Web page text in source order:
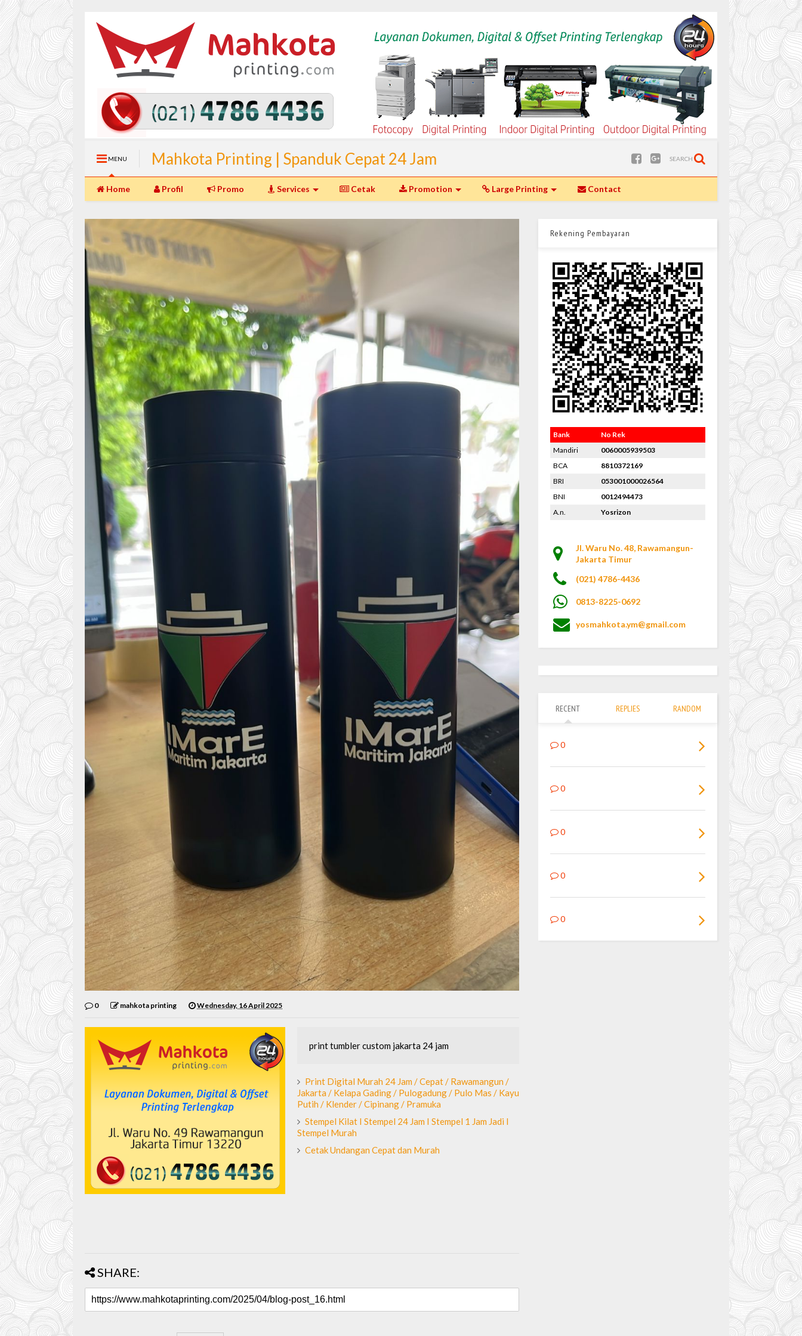
MENU
Mahkota Printing | Spanduk Cepat 24 Jam
(Langsung Jadi) I Spanduk Murah Jakarta dan
Percetakan
SEARCH
Home Profil Promo Services Cetak Promotion Large Printing Contact
0 mahkota printing Wednesday, 16 April 2025
print tumbler custom jakarta 24 jam
Print Digital Murah 24 Jam / Cepat / Rawamangun /
Jakarta / Kelapa Gading / Pulogadung / Pulo Mas / Kayu
Putih / Klender / Cipinang / Pramuka
Stempel Kilat I Stempel 24 Jam I Stempel 1 Jam Jadi I
Stempel Murah
Cetak Undangan Cepat dan Murah
SHARE:
Rekening Pembayaran
Bank
No Rek
Mandiri
0060005939503
BCA
8810372169
BRI
053001000026564
BNI
0012494473
A.n.
Yosrizon
Jl. Waru No. 48, Rawamangun-
Jakarta Timur
(021) 4786-4436
0813-8225-0692
yosmahkota.ym@gmail.com
RECENT REPLIES RANDOM
0
0
0
0
0